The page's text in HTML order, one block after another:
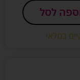
לסל
במלאי